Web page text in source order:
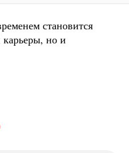
становится
карьеры, но и